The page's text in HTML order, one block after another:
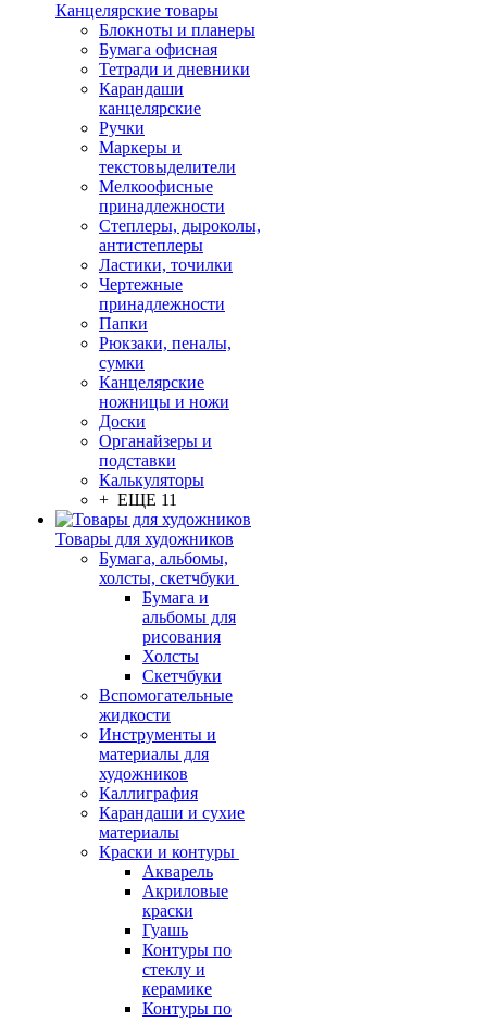
Канцелярские товары
Блокноты и планеры
Бумага офисная
Тетради и дневники
Карандаши
канцелярские
Ручки
Маркеры и
текстовыделители
Мелкоофисные
принадлежности
Степлеры, дыроколы,
антистеплеры
Ластики, точилки
Чертежные
принадлежности
Папки
Рюкзаки, пеналы,
сумки
Канцелярские
ножницы и ножи
Доски
Органайзеры и
подставки
Калькуляторы
+ ЕЩЕ 11
Товары для художников
Бумага, альбомы,
холсты, скетчбуки
Бумага и
альбомы для
рисования
Холсты
Скетчбуки
Вспомогательные
жидкости
Инструменты и
материалы для
художников
Каллиграфия
Карандаши и сухие
материалы
Краски и контуры
Акварель
Акриловые
краски
Гуашь
Контуры по
стеклу и
керамике
Контуры по